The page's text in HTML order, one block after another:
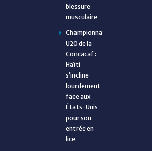
blessure
musculaire
Championnat
U20 de la
Concacaf :
Haïti
s’incline
lourdement
face aux
États-Unis
pour son
entrée en
lice